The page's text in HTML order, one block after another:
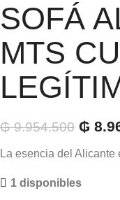
SOFÁ
MTS
₲9.954.500 ₲
La esencia del
1 disponibles